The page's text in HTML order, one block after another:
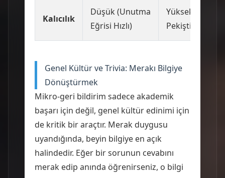
Kalıcılık
Düşük (Unutma
Eğrisi Hızlı)
Yüksek (Nöral
Pekiştirme)
Genel Kültür ve Trivia: Merakı Bilgiye
Dönüştürmek
Mikro-geri bildirim sadece akademik
başarı için değil, genel kültür edinimi için
de kritik bir araçtır. Merak duygusu
uyandığında, beyin bilgiye en açık
halindedir. Eğer bir sorunun cevabını
merak edip anında öğrenirseniz, o bilgi